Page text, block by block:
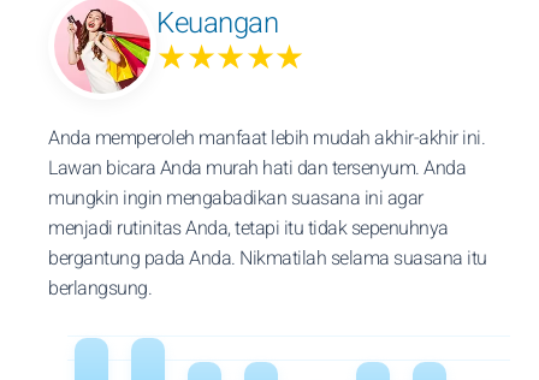
Keuangan
★★★★★
Anda memperoleh manfaat lebih mudah akhir-akhir ini.
Lawan bicara Anda murah hati dan tersenyum. Anda
mungkin ingin mengabadikan suasana ini agar
menjadi rutinitas Anda, tetapi itu tidak sepenuhnya
bergantung pada Anda. Nikmatilah selama suasana itu
berlangsung.